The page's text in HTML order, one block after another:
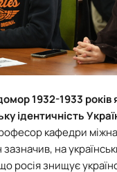
1932-1933
ідентичність
кафедри
зазначив, на
росія знищує